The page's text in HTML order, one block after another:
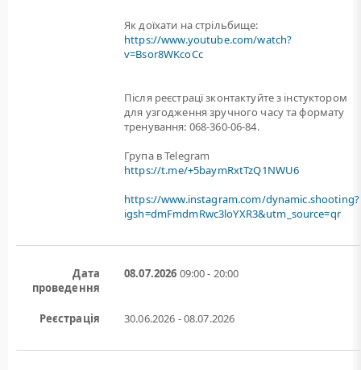
Як доїхати на стрільбище:
https://www.youtube.com/watch?
v=Bsor8WKcoCc
Після реєстрацї зконтактуйте з інстуктором
для узгодження зручного часу та формату
тренування: 068-360-06-84.
Група в Telegram
https://t.me/+5baymRxtTzQ1NWU6
https://www.instagram.com/dynamic.shooting?
igsh=dmFmdmRwc3loYXR3&utm_source=qr
Дата
проведення
08.07.2026 09:00 - 20:00
Реєстрація 30.06.2026 - 08.07.2026